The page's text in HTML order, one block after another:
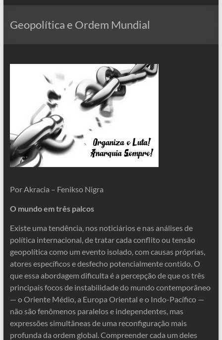
Geopolítica e Ordem Mundial
Por Akracia – Fenikso Nigra
O mundo em três palcos
Existe uma tendência, nos noticiários e nas análises de
política internacional, de tratar cada conflito ou tensão
geopolítica como um evento isolado, com causas próprias,
atores específicos e desfecho potencialmente contido. O
que essa abordagem dificulta é a percepção de que os três
principais focos de instabilidade do mundo contemporâneo
— o Oriente Médio, a Europa Oriental e o Indo-Pacífico —
não são fenômenos paralelos e independentes, mas
expressões simultâneas de uma reconfiguração mais
profunda da ordem global. Compreender cada um deles